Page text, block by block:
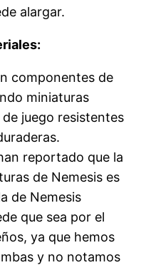
alargar.
componentes de
miniaturas
juego resistentes
reportado que la
de Nemesis es
de Nemesis
que sea por el
ya que hemos
y no notamos